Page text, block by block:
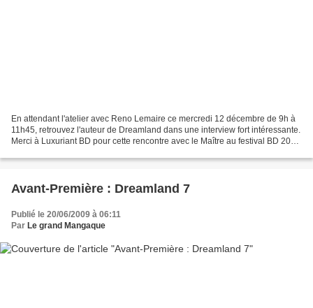
En attendant l'atelier avec Reno Lemaire ce mercredi 12 décembre de 9h à
11h45, retrouvez l'auteur de Dreamland dans une interview fort intéressante.
Merci à Luxuriant BD pour cette rencontre avec le Maître au festival BD 2012
Avant-Première : Dreamland 7
Publié le 20/06/2009 à 06:11
Par Le grand Mangaque